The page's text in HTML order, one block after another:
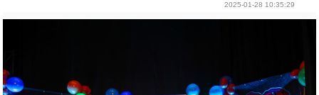
2025-01-28 10:35:29